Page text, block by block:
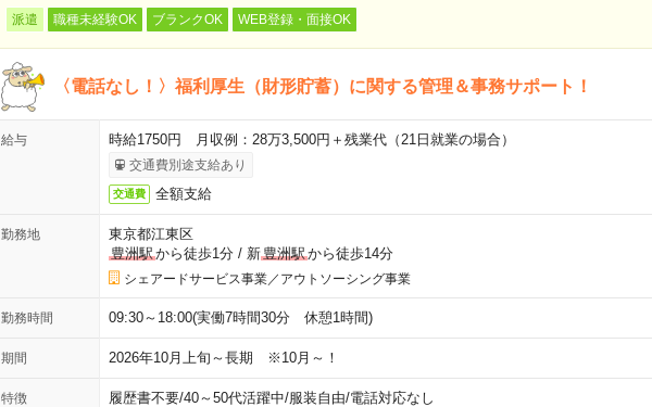
派遣 職種未経験OK ブランクOK WEB登録・面接OK
〈電話なし！〉福利厚生（財形貯蓄）に関する管理＆事務サポート！
給与 時給1750円 月収例：28万3,500円＋残業代（21日就業の場合）
交通費別途支給あり
交通費 全額支給
勤務地
東京都江東区
豊洲駅から徒歩1分/ 新豊洲駅から徒歩14分
シェアードサービス事業／アウトソーシング事業
勤務時間 09:30～18:00(実働7時間30分 休憩1時間)
期間 2026年10月上旬～長期 ※10月～！
特徴 履歴書不要/40～50代活躍中/服装自由/電話対応なし